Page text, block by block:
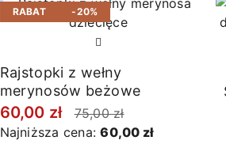
RABAT -20%
Rajstopki z wełny
merynosów beżowe
60,00 zł
75,00 zł
Najniższa cena:60,00 zł